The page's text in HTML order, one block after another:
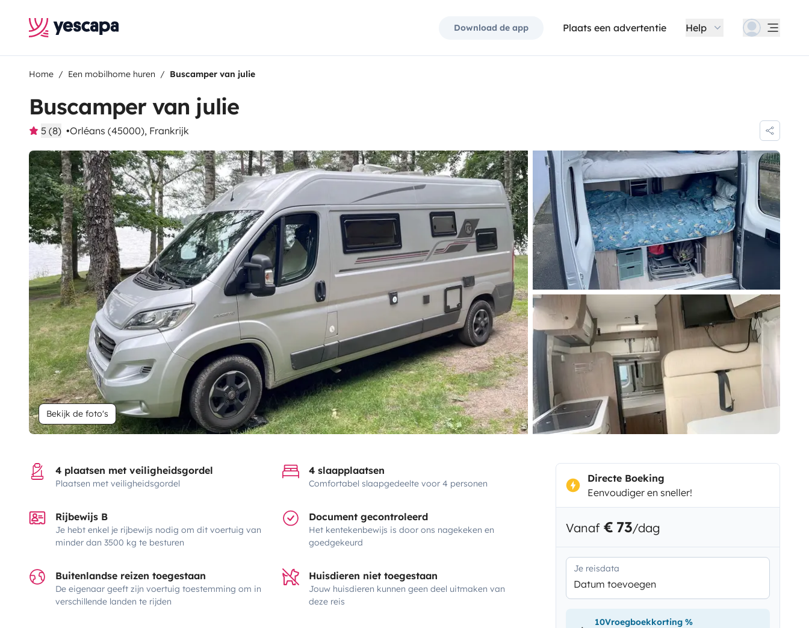
Download de app Plaats een advertentie Help
Home Een mobilhome huren Buscamper van julie
Buscamper van julie
5 (8) Orléans (45000), Frankrijk
Bekijk de foto's
4 plaatsen met veiligheidsgordel
Plaatsen met veiligheidsgordel
4 slaapplaatsen
Comfortabel slaapgedeelte voor 4 personen
Rijbewijs B
Je hebt enkel je rijbewijs nodig om dit voertuig van
minder dan 3500 kg te besturen
Document gecontroleerd
Het kentekenbewijs is door ons nagekeken en
goedgekeurd
Buitenlandse reizen toegestaan
De eigenaar geeft zijn voertuig toestemming om in
verschillende landen te rijden
Huisdieren niet toegestaan
Jouw huisdieren kunnen geen deel uitmaken van
deze reis
Directe Boeking
Eenvoudiger en sneller!
Vanaf € 73/dag
Je reisdata
Datum toevoegen
10Vroegboekkorting %